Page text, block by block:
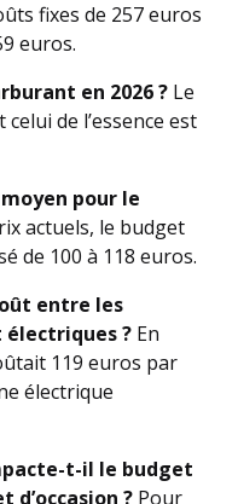
fixes de 257 euros
euros.
en 2026 ? Le
de l’essence est
pour le
actuels, le budget
de 100 à 118 euros.
entre les
électriques ? En
119 euros par
électrique
t-il le budget
d’occasion ? Pour